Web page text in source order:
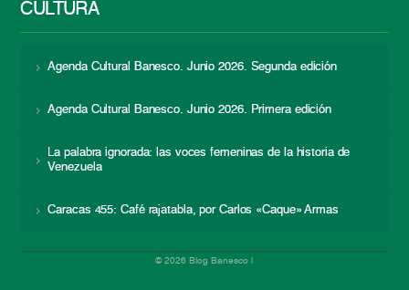
CULTURA
Agenda Cultural Banesco. Junio 2026. Segunda edición
Agenda Cultural Banesco. Junio 2026. Primera edición
La palabra ignorada: las voces femeninas de la historia de
Venezuela
Caracas 455: Café rajatabla, por Carlos «Caque» Armas
© 2026 Blog Banesco |